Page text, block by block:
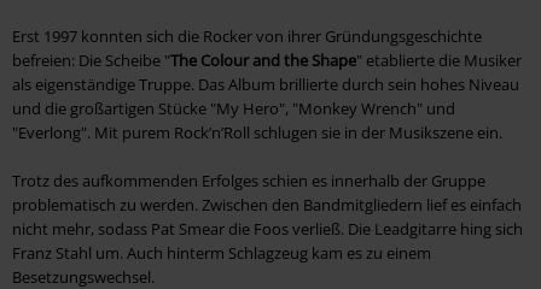
Erst 1997 konnten sich die Rocker von ihrer Gründungsgeschichte
befreien: Die Scheibe "The Colour and the Shape" etablierte die Musiker
als eigenständige Truppe. Das Album brillierte durch sein hohes Niveau
und die großartigen Stücke "My Hero", "Monkey Wrench" und
"Everlong". Mit purem Rock’n’Roll schlugen sie in der Musikszene ein.
Trotz des aufkommenden Erfolges schien es innerhalb der Gruppe
problematisch zu werden. Zwischen den Bandmitgliedern lief es einfach
nicht mehr, sodass Pat Smear die Foos verließ. Die Leadgitarre hing sich
Franz Stahl um. Auch hinterm Schlagzeug kam es zu einem
Besetzungswechsel.